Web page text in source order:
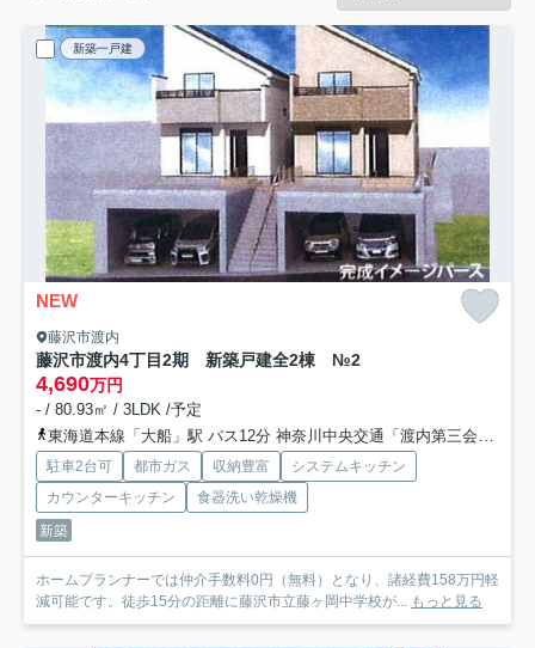
新築一戸建
NEW
藤沢市渡内
藤沢市渡内4丁目2期 新築戸建全2棟 №2
4,690万円
- / 80.93㎡ / 3LDK /予定
東海道本線「大船」駅 バス12分 神奈川中央交通「渡内第三会館前」 停歩5分
駐車2台可 都市ガス 収納豊富
システムキッチン
カウンターキッチン
食器洗い乾燥機
新築
ホームプランナーでは仲介手数料0円（無料）となり、諸経費158万円軽
減可能です。徒歩15分の距離に藤沢市立藤ヶ岡中学校が... もっと見る